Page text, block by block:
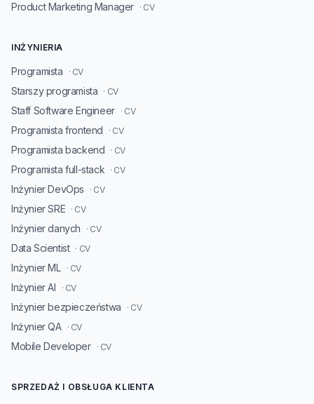
Product Marketing Manager · CV
INŻYNIERIA
Programista · CV
Starszy programista · CV
Staff Software Engineer · CV
Programista frontend · CV
Programista backend · CV
Programista full-stack · CV
Inżynier DevOps · CV
Inżynier SRE · CV
Inżynier danych · CV
Data Scientist · CV
Inżynier ML · CV
Inżynier AI · CV
Inżynier bezpieczeństwa · CV
Inżynier QA · CV
Mobile Developer · CV
SPRZEDAŻ I OBSŁUGA KLIENTA